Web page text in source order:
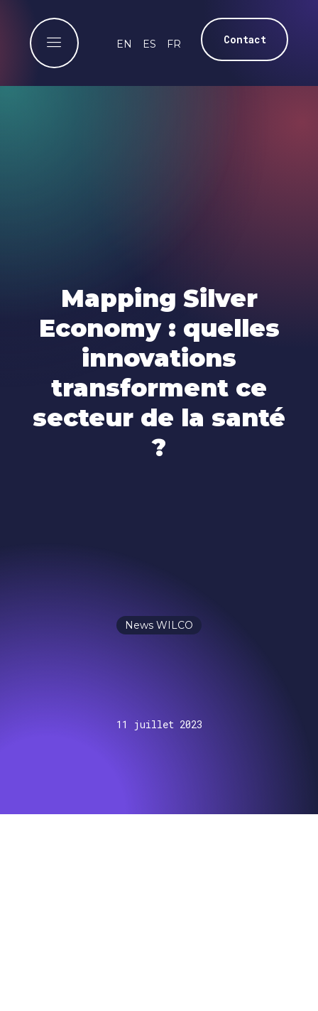
EN ES FR Contact
Mapping Silver
Economy : quelles
innovations
transforment ce
secteur de la santé
?
News WILCO
11 juillet 2023